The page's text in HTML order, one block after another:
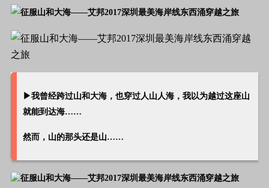
▶我曾经跨过山和大海，也穿过人山人海，我以为越过这座山
就能到达海……
然而，山的那头还是山……